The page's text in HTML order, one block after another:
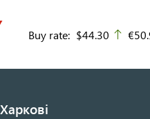
Buy rate: $44.30 up